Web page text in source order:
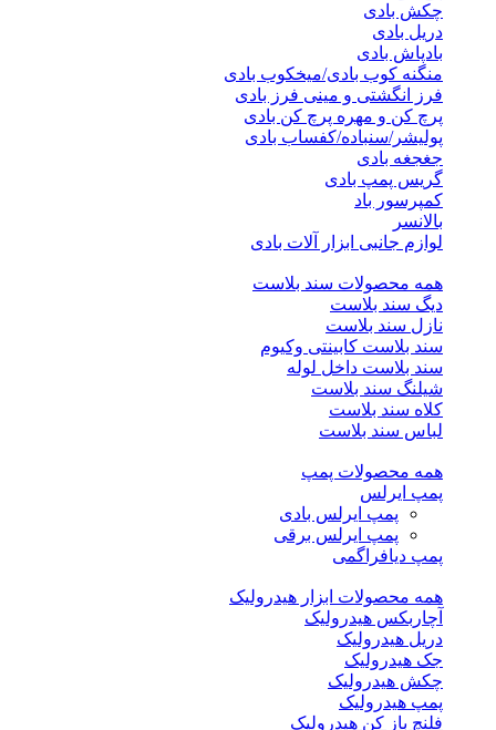
چکش بادی
دریل بادی
بادپاش بادی
منگنه کوب بادی/میخکوب بادی
فرز انگشتی و مینی فرز بادی
پرچ کن و مهره پرچ کن بادی
پولیشر/سنباده/کفساب بادی
جغجغه بادی
گریس پمپ بادی
کمپرسور باد
بالانسر
لوازم جانبی ابزار آلات بادی
همه محصولات سند بلاست
دیگ سند بلاست
نازل سند بلاست
سند بلاست کابینتی وکیوم
سند بلاست داخل لوله
شیلنگ سند بلاست
کلاه سند بلاست
لباس سند بلاست
همه محصولات پمپ
پمپ ایرلس
پمپ ایرلس بادی
پمپ ایرلس برقی
پمپ دیافراگمی
همه محصولات ابزار هیدرولیک
آچاربکس هیدرولیک
دریل هیدرولیک
جک هیدرولیک
چکش هیدرولیک
پمپ هیدرولیک
فلنچ باز کن هیدرولیک